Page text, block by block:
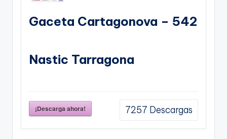
Gaceta Cartagonova – 542
Nastic Tarragona
¡Descarga ahora! 7257 Descargas